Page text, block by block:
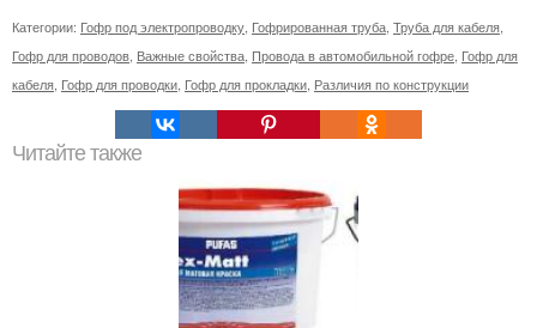
Категории: Гофр под электропроводку Гофрированная труба Труба для кабеля
Гофр для проводов Важные свойства Провода в автомобильной гофре Гофр для
кабеля Гофр для проводки Гофр для прокладки Различия по конструкции
Читайте также